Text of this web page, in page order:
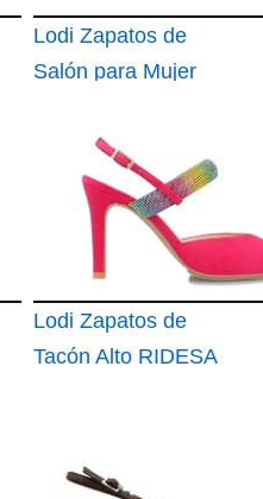
Lodi Zapatos de
Salón para Mujer
Lodi Zapatos de
Tacón Alto RIDESA